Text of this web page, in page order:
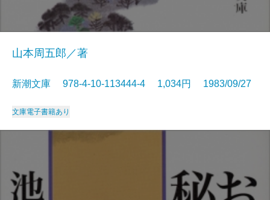
山本周五郎／著
新潮文庫 978-4-10-113444-4 1,034円 1983/09/27
文庫電子書籍あり